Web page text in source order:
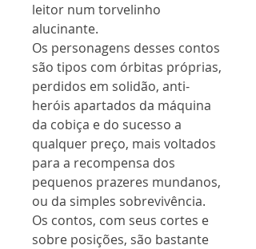
leitor num torvelinho
alucinante.
Os personagens desses contos
são tipos com órbitas próprias,
perdidos em solidão, anti-
heróis apartados da máquina
da cobiça e do sucesso a
qualquer preço, mais voltados
para a recompensa dos
pequenos prazeres mundanos,
ou da simples sobrevivência.
Os contos, com seus cortes e
sobre posições, são bastante